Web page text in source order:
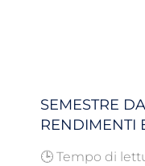
SEMESTRE
RENDIMENTI
🕒 Tempo di